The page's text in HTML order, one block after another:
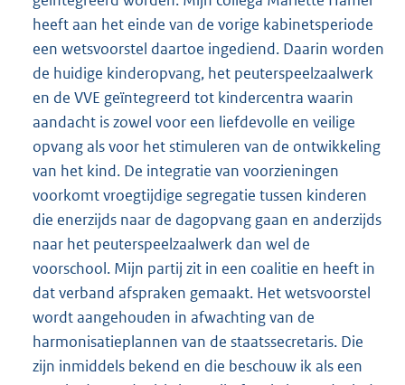
heeft aan het einde van de vorige kabinetsperiode
een wetsvoorstel daartoe ingediend. Daarin worden
de huidige kinderopvang, het peuterspeelzaalwerk
en de VVE geïntegreerd tot kindercentra waarin
aandacht is zowel voor een liefdevolle en veilige
opvang als voor het stimuleren van de ontwikkeling
van het kind. De integratie van voorzieningen
voorkomt vroegtijdige segregatie tussen kinderen
die enerzijds naar de dagopvang gaan en anderzijds
naar het peuterspeelzaalwerk dan wel de
voorschool. Mijn partij zit in een coalitie en heeft in
dat verband afspraken gemaakt. Het wetsvoorstel
wordt aangehouden in afwachting van de
harmonisatieplannen van de staatssecretaris. Die
zijn inmiddels bekend en die beschouw ik als een